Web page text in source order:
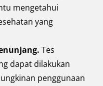
mengetahui
yang
Tes
dapat dilakukan
penggunaan